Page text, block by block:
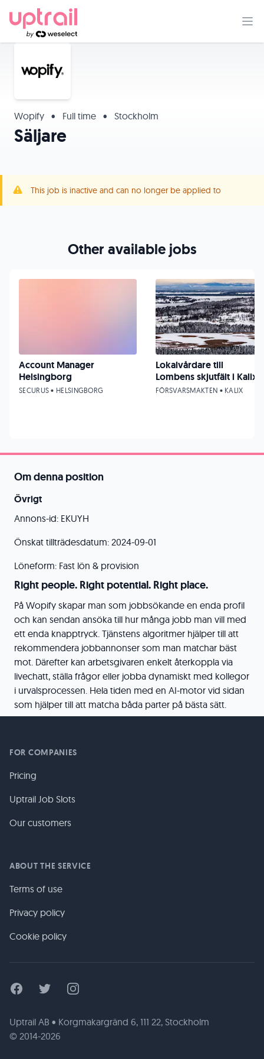
Wopify • Full time • Stockholm
Säljare
This job is inactive and can no longer be applied to
Om denna position
Övrigt
Annons-id: EKUYH
Önskat tillträdesdatum: 2024-09-01
Löneform: Fast lön & provision
Right people. Right potential. Right place.
På Wopify skapar man som jobbsökande en enda profil
och kan sendan ansöka till hur många jobb man vill med
ett enda knapptryck. Tjänstens algoritmer hjälper till att
rekommendera jobbannonser som man matchar bäst
mot. Därefter kan arbetsgivaren enkelt återkoppla via
livechatt, ställa frågor eller jobba dynamiskt med kollegor
i urvalsprocessen. Hela tiden med en AI-motor vid sidan
som hjälper till att matcha båda parter på bästa sätt.
Other available jobs
Account Manager
Helsingborg
SECURUS • HELSINGBORG
Lokalvårdare till
Lombens skjutfält i Kalix
FÖRSVARSMAKTEN • KALIX
FOR COMPANIES
Pricing
Uptrail Job Slots
Our customers
ABOUT THE SERVICE
Terms of use
Privacy policy
Cookie policy
FacebookTwitter Instagram
Uptrail AB • Korgmakargränd 6, 111 22, Stockholm
© 2014-2026